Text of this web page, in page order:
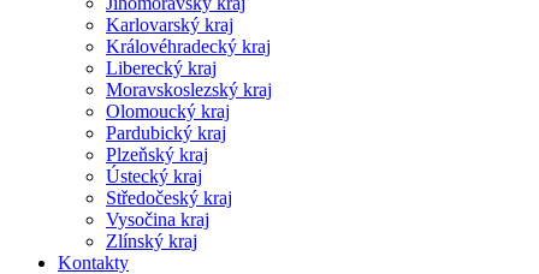
Karlovarský kraj
Královéhradecký kraj
Liberecký kraj
Moravskoslezský kraj
Olomoucký kraj
Pardubický kraj
Plzeňský kraj
Ústecký kraj
Středočeský kraj
Vysočina kraj
Zlínský kraj
Kontakty